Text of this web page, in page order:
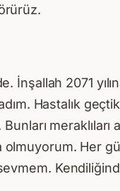
İnşallah 2071
Hastalık
meraklıları
Her